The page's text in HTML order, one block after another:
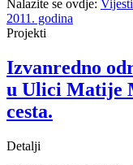
Nalazite se ovdje: Vijesti
2011. godina
Projekti
Izvanredno
u Ulici Matije
cesta.
Detalji